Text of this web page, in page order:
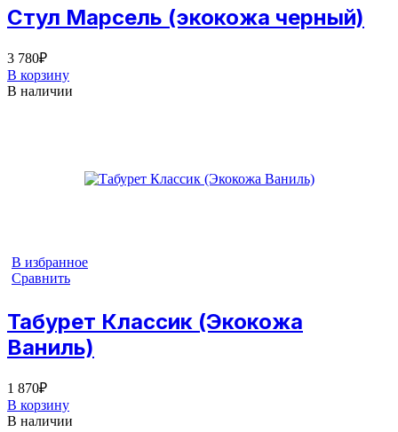
Стул Марсель (экокожа черный)
3 780₽
В корзину
В наличии
В избранное
Сравнить
Табурет Классик (Экокожа
Ваниль)
1 870₽
В корзину
В наличии